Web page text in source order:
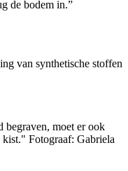
de bodem in.”
van synthetische stoffen
begraven, moet er ook
Fotograaf: Gabriela